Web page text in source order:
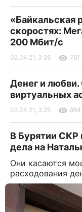
«Байкальская
скоростях:
200 Мбит/с
02.04.21, 3:26 761
Денег и
виртуальных
02.04.21, 3:25 884
В Бурятии СКР
дела на
Они касаются
расходования